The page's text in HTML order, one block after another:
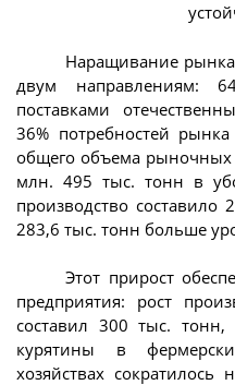
Наращивание
двум направлениям:
поставками
36% потребностей
общего объема рыночных
млн. 495 тыс. тонн в
производство
283,6 тыс. тонн больше
Этот прирост
предприятия: рост
составил 300 тыс.
курятины в
хозяйствах